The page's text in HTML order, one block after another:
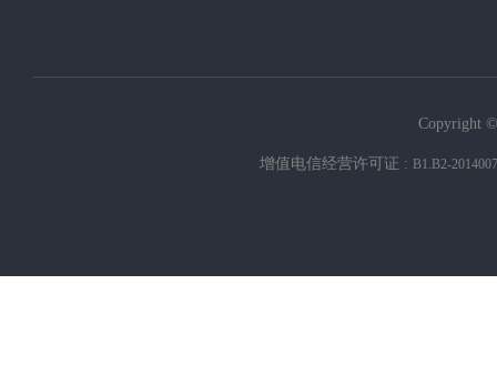
Copyright
增值电信经营许可证 : B1.B2-